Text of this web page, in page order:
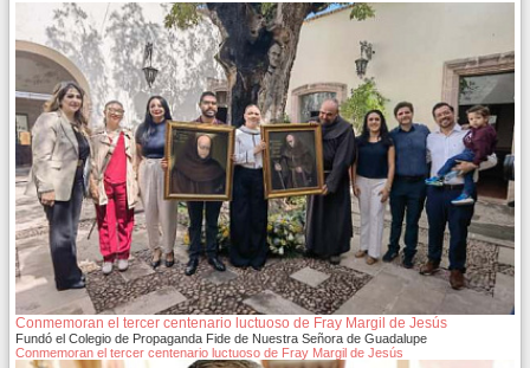
Conmemoran el tercer centenario luctuoso de Fray Margil de Jesús
Fundó el Colegio de Propaganda Fide de Nuestra Señora de Guadalupe
Conmemoran el tercer centenario luctuoso de Fray Margil de Jesús